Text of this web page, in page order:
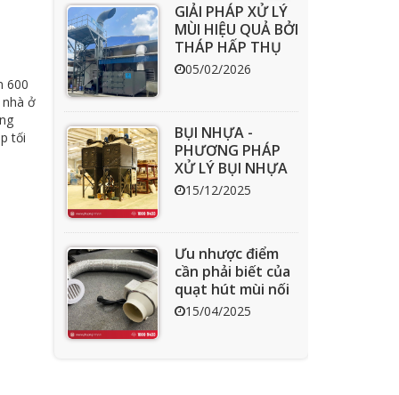
600
ở
tối
GIẢI PHÁP XỬ LÝ
MÙI HIỆU QUẢ BỞI
THÁP HẤP THỤ
THAN HOẠT
05/02/2026
BỤI NHỰA -
PHƯƠNG PHÁP
XỬ LÝ BỤI NHỰA
HIỆU QUẢ
15/12/2025
Ưu nhược điểm
cần phải biết của
quạt hút mùi nối
ống15/04/2025